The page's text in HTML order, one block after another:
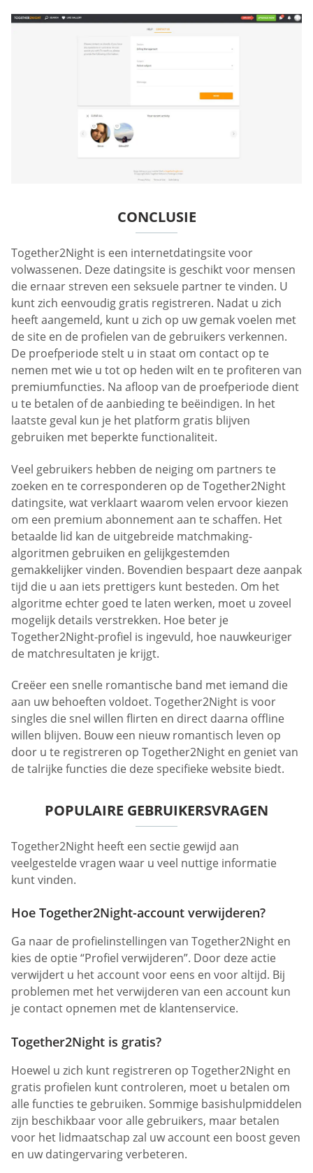
CONCLUSIE
Together2Night is een internetdatingsite voor
volwassenen. Deze datingsite is geschikt voor mensen
die ernaar streven een seksuele partner te vinden. U
kunt zich eenvoudig gratis registreren. Nadat u zich
heeft aangemeld, kunt u zich op uw gemak voelen met
de site en de profielen van de gebruikers verkennen.
De proefperiode stelt u in staat om contact op te
nemen met wie u tot op heden wilt en te profiteren van
premiumfuncties. Na afloop van de proefperiode dient
u te betalen of de aanbieding te beëindigen. In het
laatste geval kun je het platform gratis blijven
gebruiken met beperkte functionaliteit.
Veel gebruikers hebben de neiging om partners te
zoeken en te corresponderen op de Together2Night
datingsite, wat verklaart waarom velen ervoor kiezen
om een premium abonnement aan te schaffen. Het
betaalde lid kan de uitgebreide matchmaking-
algoritmen gebruiken en gelijkgestemden
gemakkelijker vinden. Bovendien bespaart deze aanpak
tijd die u aan iets prettigers kunt besteden. Om het
algoritme echter goed te laten werken, moet u zoveel
mogelijk details verstrekken. Hoe beter je
Together2Night-profiel is ingevuld, hoe nauwkeuriger
de matchresultaten je krijgt.
Creëer een snelle romantische band met iemand die
aan uw behoeften voldoet. Together2Night is voor
singles die snel willen flirten en direct daarna offline
willen blijven. Bouw een nieuw romantisch leven op
door u te registreren op Together2Night en geniet van
de talrijke functies die deze specifieke website biedt.
POPULAIRE GEBRUIKERSVRAGEN
Together2Night heeft een sectie gewijd aan
veelgestelde vragen waar u veel nuttige informatie
kunt vinden.
Hoe Together2Night-account verwijderen?
Ga naar de profielinstellingen van Together2Night en
kies de optie “Profiel verwijderen”. Door deze actie
verwijdert u het account voor eens en voor altijd. Bij
problemen met het verwijderen van een account kun
je contact opnemen met de klantenservice.
Together2Night is gratis?
Hoewel u zich kunt registreren op Together2Night en
gratis profielen kunt controleren, moet u betalen om
alle functies te gebruiken. Sommige basishulpmiddelen
zijn beschikbaar voor alle gebruikers, maar betalen
voor het lidmaatschap zal uw account een boost geven
en uw datingervaring verbeteren.